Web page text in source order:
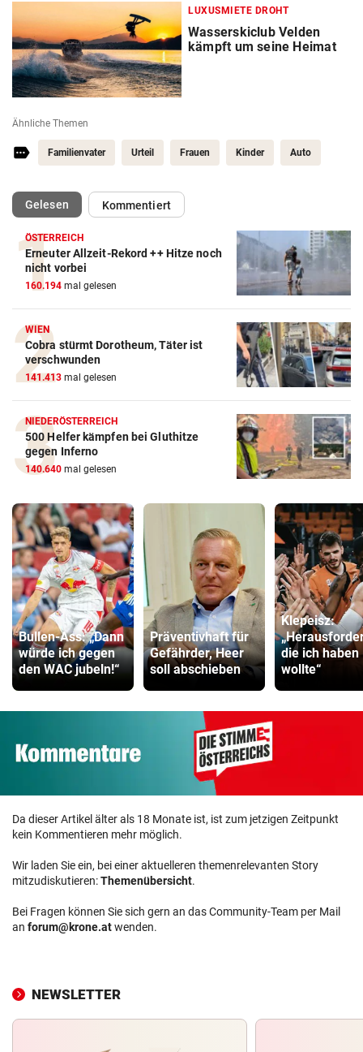
LUXUSMIETE DROHT
Wasserskiclub Velden
kämpft um seine Heimat
Ähnliche Themen
Familienvater Urteil Frauen Kinder Auto
Gelesen(ausgewählt)Kommentiert
ÖSTERREICH
Erneuter Allzeit-Rekord ++ Hitze noch
nicht vorbei
160.194 mal gelesen
WIEN
Cobra stürmt Dorotheum, Täter ist
verschwunden
141.413 mal gelesen
NIEDERÖSTERREICH
500 Helfer kämpfen bei Gluthitze
gegen Inferno
140.640 mal gelesen
Bullen-Ass: „Dann
würde ich gegen
den WAC jubeln!“
Präventivhaft für
Gefährder, Heer
soll abschieben
Klepeisz:
die ich haben
wollte“
Da dieser Artikel älter als 18 Monate ist, ist zum jetzigen Zeitpunkt
kein Kommentieren mehr möglich.
Wir laden Sie ein, bei einer aktuelleren themenrelevanten Story
mitzudiskutieren:Themenübersicht.
Bei Fragen können Sie sich gern an das Community-Team per Mail
an forum@krone.atwenden.
NEWSLETTER